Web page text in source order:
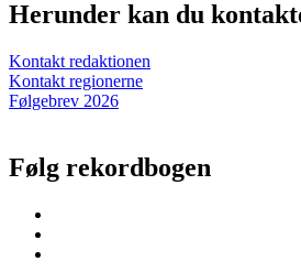
Herunder kan du
Kontakt redaktionen
Kontakt regionerne
Følgebrev 2026
Følg rekordbogen